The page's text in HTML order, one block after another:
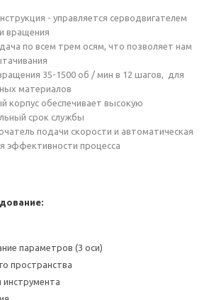
- управляется серводвигателем
вращения
по всем трем осям, что позволяет нам
35-1500 об / мин в 12 шагов, для
материалов
обеспечивает высокую
срок службы
подачи скорости и автоматическая
эффективности процесса
параметров (3 оси)
пространства